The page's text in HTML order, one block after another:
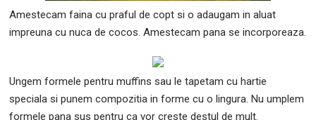
Amestecam faina cu praful de copt si o adaugam in aluat
impreuna cu nuca de cocos. Amestecam pana se incorporeaza.
Ungem formele pentru muffins sau le tapetam cu hartie
speciala si punem compozitia in forme cu o lingura. Nu umplem
formele pana sus pentru ca vor creste destul de mult.